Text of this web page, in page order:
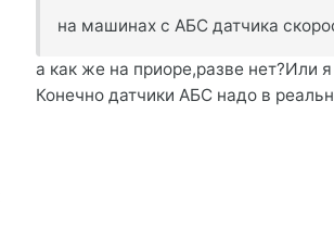
на машинах с АБС датчика
а как же на приоре,разве нет?Или
Конечно датчики АБС надо в